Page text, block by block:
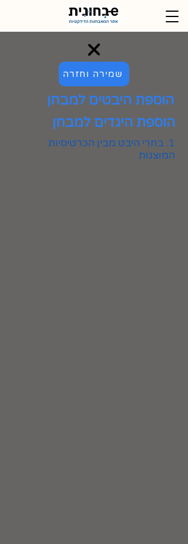
שמירה וחזרה
הוספת היבטים למבחן
הוספת היגדים למבחן
1. בחרי היבט מבין הכרטיסיות
המוצגות